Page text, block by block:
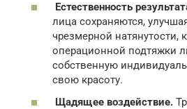
Естественность
лица сохраняются,
чрезмерной натянутости,
операционной подтяжки
собственную
свою красоту.
Щадящее воздействие.